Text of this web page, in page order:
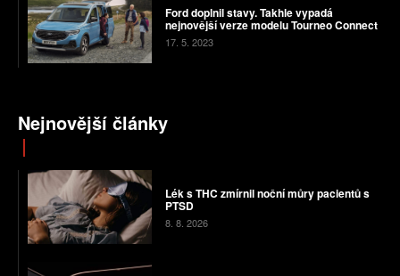
Ford doplnil stavy. Takhle vypadá
nejnovější verze modelu Tourneo Connect
17. 5. 2023
Nejnovější články
Lék s THC zmírnil noční můry pacientů s
PTSD
8. 8. 2026